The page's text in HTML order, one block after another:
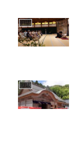
日誌
日誌